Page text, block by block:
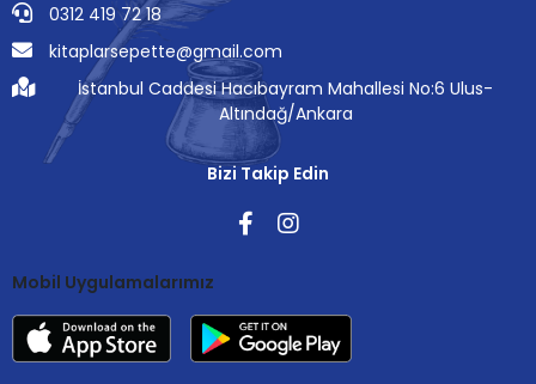
0312 419 72 18
kitaplarsepette@gmail.com
İstanbul Caddesi Hacıbayram Mahallesi No:6 Ulus-
Altındağ/Ankara
Bizi Takip Edin
Mobil Uygulamalarımız